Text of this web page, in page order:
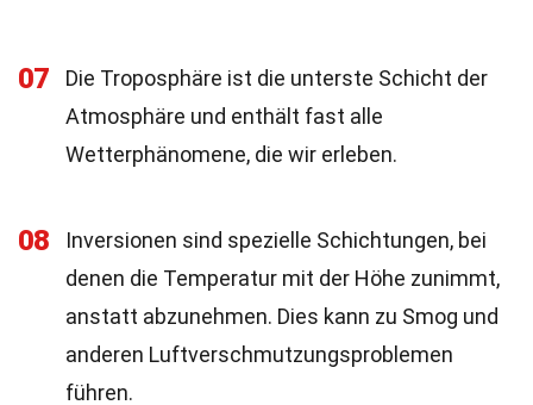
07
Die Troposphäre ist die unterste Schicht der
Atmosphäre und enthält fast alle
Wetterphänomene, die wir erleben.
08
Inversionen sind spezielle Schichtungen, bei
denen die Temperatur mit der Höhe zunimmt,
anstatt abzunehmen. Dies kann zu Smog und
anderen Luftverschmutzungsproblemen
führen.